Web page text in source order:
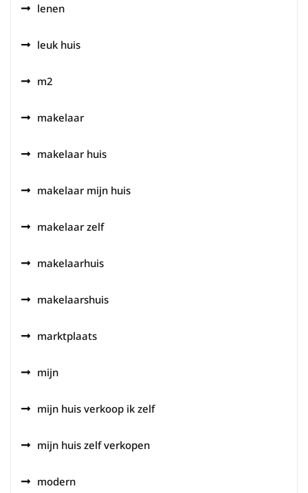
lenen
leuk huis
m2
makelaar
makelaar huis
makelaar mijn huis
makelaar zelf
makelaarhuis
makelaarshuis
marktplaats
mijn
mijn huis verkoop ik zelf
mijn huis zelf verkopen
modern